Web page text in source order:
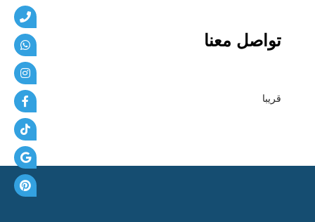
تواصل معنا
قريبا